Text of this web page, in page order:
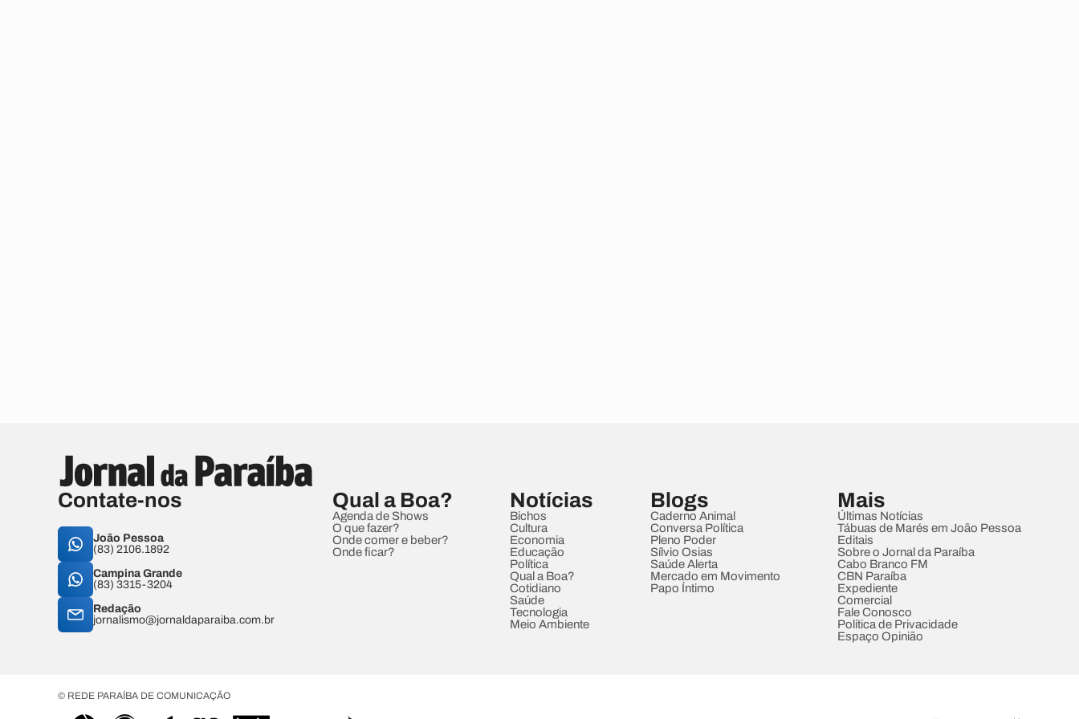
Contate-nos
João Pessoa
(83) 2106.1892
Campina Grande
(83) 3315-3204
Redação
jornalismo@jornaldaparaiba.com.br
Qual a Boa?
Agenda de Shows
O que fazer?
Onde comer e beber?
Onde ficar?
Notícias
Bichos
Cultura
Economia
Educação
Política
Qual a Boa?
Cotidiano
Saúde
Tecnologia
Meio Ambiente
Blogs
Caderno Animal
Conversa Política
Pleno Poder
Sílvio Osias
Saúde Alerta
Mercado em Movimento
Papo Íntimo
Mais
Últimas Notícias
Tábuas de Marés em João Pessoa
Editais
Sobre o Jornal da Paraíba
Cabo Branco FM
CBN Paraíba
Expediente
Comercial
Fale Conosco
Política de Privacidade
Espaço Opinião
© REDE PARAÍBA DE COMUNICAÇÃO